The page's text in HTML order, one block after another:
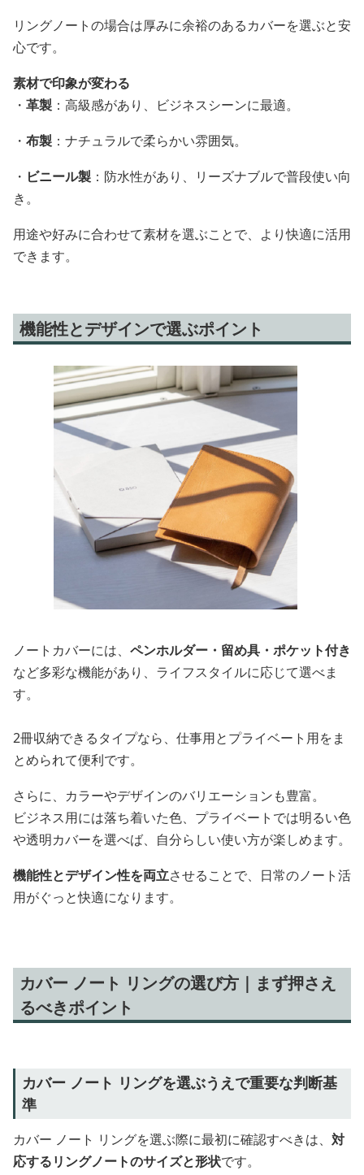
リングノートの場合は厚みに余裕のあるカバーを選ぶと安
心です。
素材で印象が変わる
・ 革製 ：高級感があり、ビジネスシーンに最適。
・ 布製 ：ナチュラルで柔らかい雰囲気。
・ ビニール製 ：防水性があり、リーズナブルで普段使い向
き。
用途や好みに合わせて素材を選ぶことで、より快適に活用
できます。
機能性とデザインで選ぶポイント
ノートカバーには、 ペンホルダー・留め具・ポケット付き
など多彩な機能があり、ライフスタイルに応じて選べま
す。
2冊収納できるタイプなら、仕事用とプライベート用をま
とめられて便利です。
さらに、カラーやデザインのバリエーションも豊富。
ビジネス用には落ち着いた色、プライベートでは明るい色
や透明カバーを選べば、自分らしい使い方が楽しめます。
機能性とデザイン性を両立させることで、日常のノート活
用がぐっと快適になります。
カバー ノート リングの選び方｜まず押さえ
るべきポイント
カバー ノート リングを選ぶうえで重要な判断基
準
カバー ノート リングを選ぶ際に最初に確認すべきは、 対
応するリングノートのサイズと形状です。